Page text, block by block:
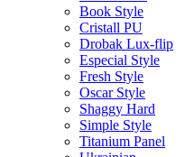
Book Style
Cristall PU
Drobak Lux-flip
Especial Style
Fresh Style
Oscar Style
Shaggy Hard
Simple Style
Titanium Panel